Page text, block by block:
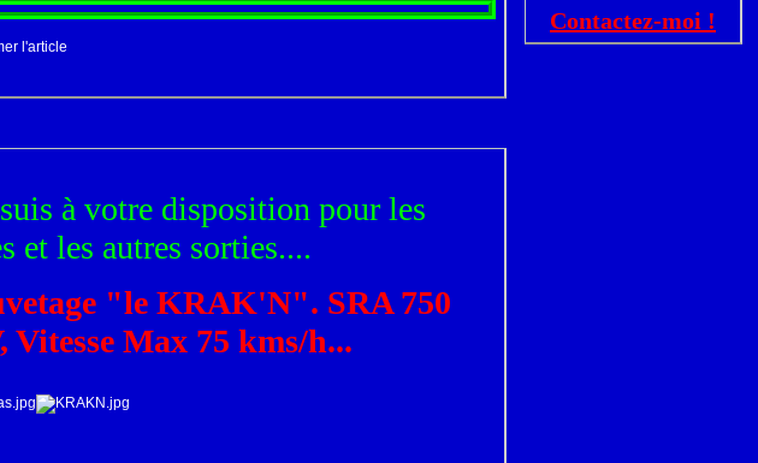
l'article
à votre disposition pour les
et les autres sorties....
"le KRAK'N". SRA 750
Max 75 kms/h...
Contactez-moi !